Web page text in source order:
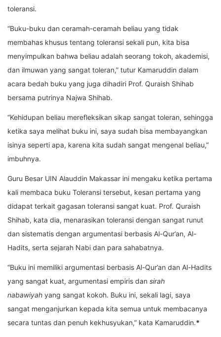
toleransi.
“Buku-buku dan ceramah-ceramah beliau yang tidak
membahas khusus tentang toleransi sekali pun, kita bisa
menyimpulkan bahwa beliau adalah seorang tokoh, akademisi,
dan ilmuwan yang sangat toleran,” tutur Kamaruddin dalam
acara bedah buku yang juga dihadiri Prof. Quraish Shihab
bersama putrinya Najwa Shihab.
“Kehidupan beliau merefleksikan sikap sangat toleran, sehingga
ketika saya melihat buku ini, saya sudah bisa membayangkan
isinya seperti apa, karena kita sudah sangat mengenal beliau,”
imbuhnya.
Guru Besar UIN Alauddin Makassar ini mengaku ketika pertama
kali membaca buku Toleransi tersebut, kesan pertama yang
didapat terkait gagasan toleransi sangat kuat. Prof. Quraish
Shihab, kata dia, menarasikan toleransi dengan sangat runut
dan sistematis dengan argumentasi berbasis Al-Qur’an, Al-
Hadits, serta sejarah Nabi dan para sahabatnya.
“Buku ini memiliki argumentasi berbasis Al-Qur’an dan Al-Hadits
yang sangat kuat, argumentasi empiris dan sirah
nabawiyah yang sangat kokoh. Buku ini, sekali lagi, saya
sangat menganjurkan kepada kita semua untuk membacanya
secara tuntas dan penuh kekhusyukan,” kata Kamaruddin.*